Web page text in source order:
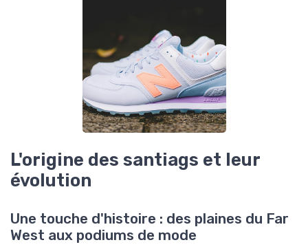
L'origine des santiags et leur
évolution
Une touche d'histoire : des plaines du Far
West aux podiums de mode